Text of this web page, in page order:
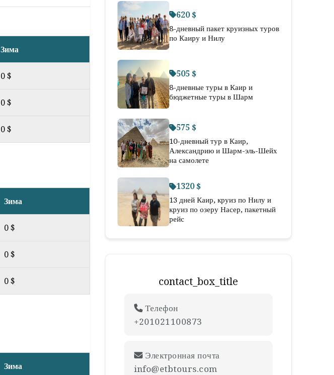
Зима
0 $
0 $
0 $
Зима
0 $
0 $
0 $
Зима
620 $
8-дневный пакет круизных туров
по Каиру и Нилу
505 $
8-дневные туры в Каир и
бюджетные туры в Шарм
575 $
10-дневный тур в Каир,
Александрию и Шарм-эль-Шейх
на самолете
1320 $
13 дней Каир, круиз по Нилу и
круиз по озеру Насер, пакетный
рейс
contact_box_title
Телефон
+201021100873
Электронная почта
info@etbtours.com